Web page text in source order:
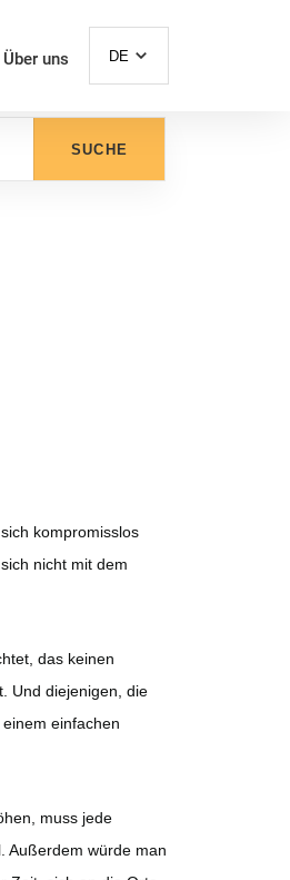
Über uns DE
SUCHE
kompromisslos
nicht mit dem
das keinen
Und diejenigen, die
einfachen
muss jede
Außerdem würde man